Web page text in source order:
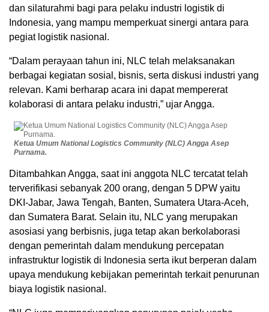
dan silaturahmi bagi para pelaku industri logistik di
Indonesia, yang mampu memperkuat sinergi antara para
pegiat logistik nasional.
“Dalam perayaan tahun ini, NLC telah melaksanakan
berbagai kegiatan sosial, bisnis, serta diskusi industri yang
relevan. Kami berharap acara ini dapat mempererat
kolaborasi di antara pelaku industri,” ujar Angga.
Ketua Umum National Logistics Community (NLC) Angga Asep
Purnama.
Ditambahkan Angga, saat ini anggota NLC tercatat telah
terverifikasi sebanyak 200 orang, dengan 5 DPW yaitu
DKI-Jabar, Jawa Tengah, Banten, Sumatera Utara-Aceh,
dan Sumatera Barat. Selain itu, NLC yang merupakan
asosiasi yang berbisnis, juga tetap akan berkolaborasi
dengan pemerintah dalam mendukung percepatan
infrastruktur logistik di Indonesia serta ikut berperan dalam
upaya mendukung kebijakan pemerintah terkait penurunan
biaya logistik nasional.